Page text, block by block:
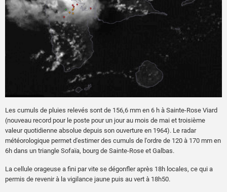
Les cumuls de pluies relevés sont de 156,6 mm en 6 h à Sainte-Rose Viard
(nouveau record pour le poste pour un jour au mois de mai et troisième
valeur quotidienne absolue depuis son ouverture en 1964). Le radar
météorologique permet d'estimer des cumuls de l'ordre de 120 à 170 mm en
6h dans un triangle Sofaïa, bourg de Sainte-Rose et Galbas.
La cellule orageuse a fini par vite se dégonfler après 18h locales, ce qui a
permis de revenir à la vigilance jaune puis au vert à 18h50.